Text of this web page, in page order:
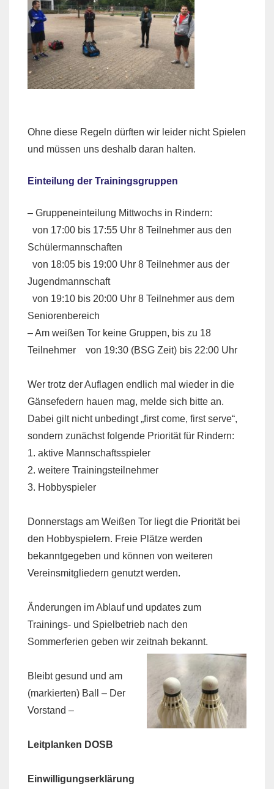
Ohne diese Regeln dürften wir leider nicht Spielen
und müssen uns deshalb daran halten.
Einteilung der Trainingsgruppen
– Gruppeneinteilung Mittwochs in Rindern:
von 17:00 bis 17:55 Uhr 8 Teilnehmer aus den
Schülermannschaften
von 18:05 bis 19:00 Uhr 8 Teilnehmer aus der
Jugendmannschaft
von 19:10 bis 20:00 Uhr 8 Teilnehmer aus dem
Seniorenbereich
– Am weißen Tor keine Gruppen, bis zu 18
Teilnehmer von 19:30 (BSG Zeit) bis 22:00 Uhr
Wer trotz der Auflagen endlich mal wieder in die
Gänsefedern hauen mag, melde sich bitte an.
Dabei gilt nicht unbedingt „first come, first serve“,
sondern zunächst folgende Priorität für Rindern:
1. aktive Mannschaftsspieler
2. weitere Trainingsteilnehmer
3. Hobbyspieler
Donnerstags am Weißen Tor liegt die Priorität bei
den Hobbyspielern. Freie Plätze werden
bekanntgegeben und können von weiteren
Vereinsmitgliedern genutzt werden.
Änderungen im Ablauf und updates zum
Trainings- und Spielbetrieb nach den
Sommerferien geben wir zeitnah bekannt.
Bleibt gesund und am
(markierten) Ball – Der
Vorstand –
Leitplanken DOSB
Einwilligungserklärung